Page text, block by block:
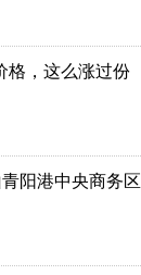
格，这么涨过份
阳港中央商务区